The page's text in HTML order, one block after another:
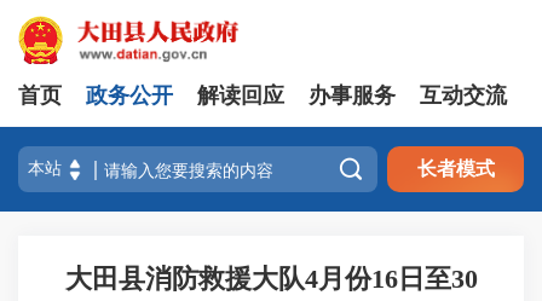
首页 政务公开 解读回应 办事服务 互动交流
 长者模式
大田县消防救援大队4月份16日至30